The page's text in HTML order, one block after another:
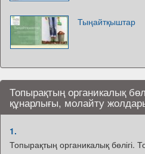
Тыңайтқыштар
Топырақтың органикалық
құнарлығы, молайту
1.
Топырақтың органикалық бөлігі.